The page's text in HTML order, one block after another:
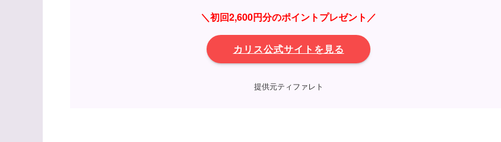
＼初回2,600円分のポイントプレゼント／
カリス公式サイトを見る
提供元ティファレト